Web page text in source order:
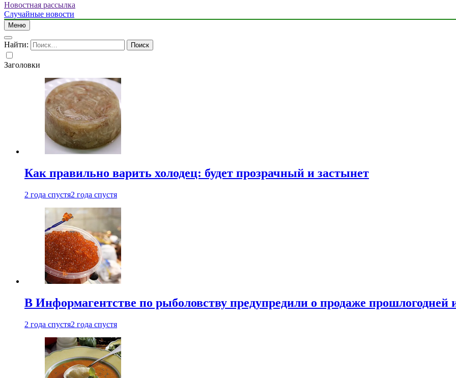
Новостная рассылка
Случайные новости
Меню
Найти:
Заголовки
Как правильно варить холодец: будет прозрачный и застынет
2 года спустя2 года спустя
В Информагентстве по рыболовству предупредили о продаже прошлогодней
2 года спустя2 года спустя